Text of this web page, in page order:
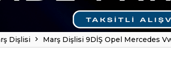
Dişlisi Marş Dişlisi 9DİŞ Opel Mercedes